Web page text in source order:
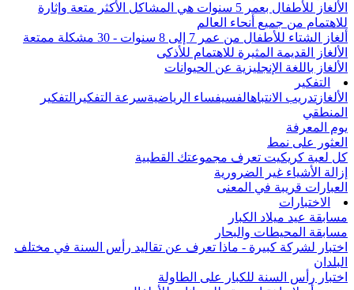
الألغاز للأطفال بعمر 5 سنوات هي المشاكل الأكثر متعة وإثارة
للاهتمام من جميع أنحاء العالم
ألغاز الشتاء للأطفال من عمر 7 إلى 8 سنوات - 30 مشكلة ممتعة
الألغاز القديمة المثيرة للاهتمام للأذكى
الألغاز باللغة الإنجليزية عن الحيوانات
التفكير
الألغاز تدريب الانتباهالفسيفساء الرياضيةسرعة التفكير التفكير
المنطقي
يوم المعرفة
العثور على نمط
كل لعبة كريكيت تعرف مجموعتك القطبية
إزالة الأشياء غير الضرورية
العبارات قريبة في المعنى
الاختبارات
مسابقة عيد ميلاد الكبار
مسابقة المحيطات والبحار
اختبار لشركة كبيرة - ماذا تعرف عن تقاليد رأس السنة في مختلف
البلدان
اختبار رأس السنة للكبار على الطاولة